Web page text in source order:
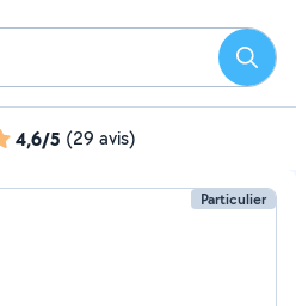
4,6/5 (29 avis)
Particulier